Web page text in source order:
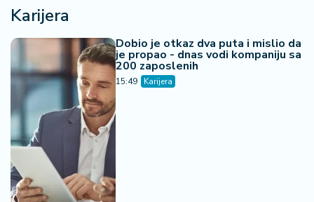
Karijera
Dobio je otkaz dva puta i mislio da
je propao - dnas vodi kompaniju sa
200 zaposlenih
15:49 Karijera